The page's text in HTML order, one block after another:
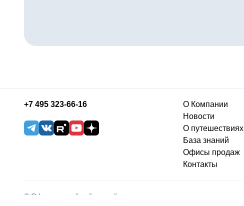
+7 495 323-66-16
О Компании
Новости
О путешествиях
База знаний
Офисы продаж
Контакты
© Официальный сайт онлайн туристического агентства